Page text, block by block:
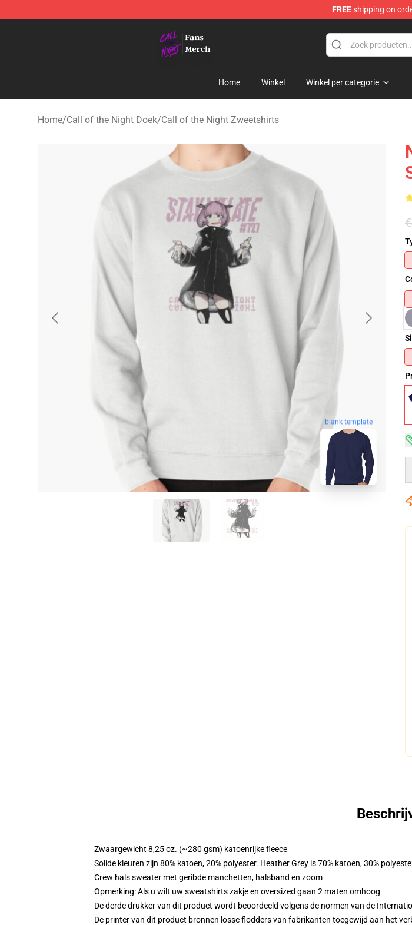
FREEshipping on
Home Winkel Winkel per categorie
Home/Call of the Night Doek/Call of the Night Zweetshirts
blank template
Zwaargewicht 8,25 oz. (~280 gsm) katoenrijke fleece
Solide kleuren zijn 80% katoen, 20% polyester. Heather Grey is 70% katoen, 30%
Crew hals sweater met geribde manchetten, halsband en zoom
Opmerking: Als u wilt uw sweatshirts zakje en oversized gaan 2 maten omhoog
De derde drukker van dit product wordt beoordeeld volgens de normen van de
De printer van dit product bronnen losse flodders van fabrikanten toegewijd aan het